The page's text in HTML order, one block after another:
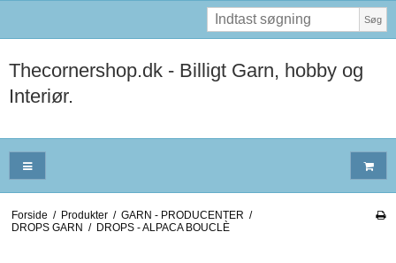
Søg
Thecornershop.dk - Billigt Garn, hobby og
Interiør.
Forside / Produkter / GARN - PRODUCENTER /
DROPS GARN / DROPS - ALPACA BOUCLÈ